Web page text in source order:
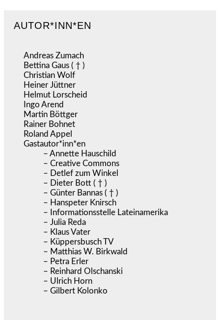
AUTOR*INN*EN
Andreas Zumach
Bettina Gaus ( † )
Christian Wolf
Heiner Jüttner
Helmut Lorscheid
Ingo Arend
Martin Böttger
Rainer Bohnet
Roland Appel
Gastautor*inn*en
– Annette Hauschild
– Creative Commons
– Detlef zum Winkel
– Dieter Bott ( † )
– Günter Bannas ( † )
– Hanspeter Knirsch
– Informationsstelle Lateinamerika
– Julia Reda
– Klaus Vater
– Küppersbusch TV
– Matthias W. Birkwald
– Petra Erler
– Reinhard Olschanski
– Ulrich Horn
– Gilbert Kolonko